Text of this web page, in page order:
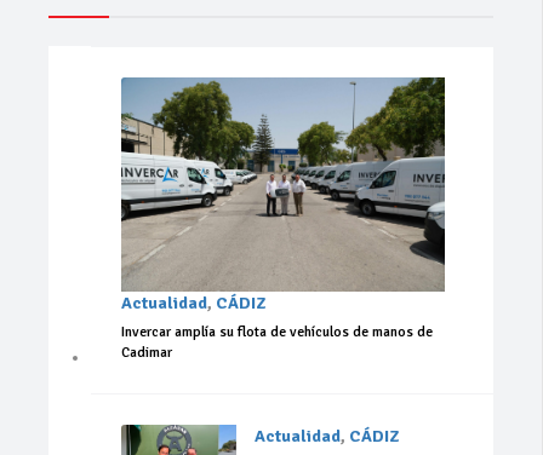
Actualidad, CÁDIZ
Invercar amplía su flota de vehículos de manos de
Cadimar
Actualidad, CÁDIZ